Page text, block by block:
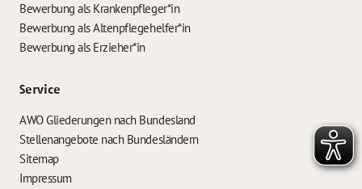
Bewerbung als Krankenpfleger*in
Bewerbung als Altenpflegehelfer*in
Bewerbung als Erzieher*in
Service
AWO Gliederungen nach Bundesland
Stellenangebote nach Bundesländern
Sitemap
Impressum